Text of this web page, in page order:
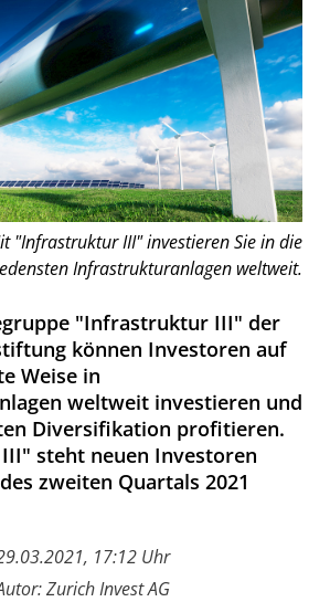
"Infrastruktur III" investieren Sie in die
Infrastrukturanlagen weltweit.
"Infrastruktur III" der
können Investoren auf
Weise in
weltweit investieren und
Diversifikation profitieren.
steht neuen Investoren
zweiten Quartals 2021
17:12 Uhr
Zurich Invest AG